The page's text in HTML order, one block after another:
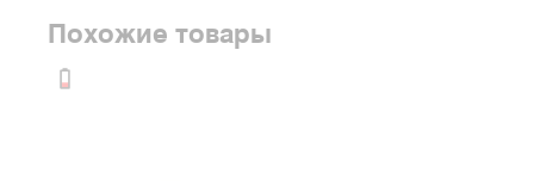
Похожие товары